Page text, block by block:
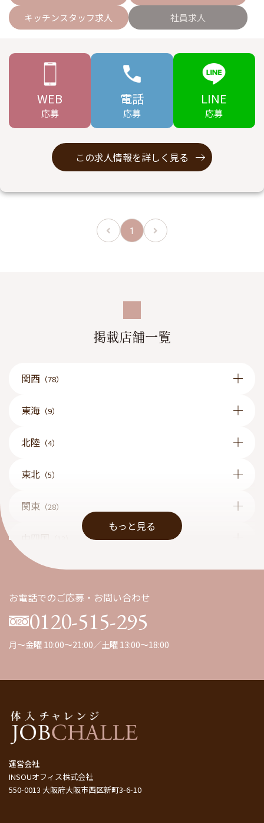
キッチンスタッフ求人
社員求人
WEB
応募
電話
応募
LINE
応募
この求人情報を詳しく見る
1
掲載店舗一覧
関西 （78）
東海 （9）
北陸 （4）
東北 （5）
関東 （28）
（1）
もっと見る
お電話でのご応募・お問い合わせ
0120-515-295
月～金曜 10:00～21:00／土曜 13:00～18:00
運営会社
INSOUオフィス株式会社
550-0013 大阪府大阪市西区新町3-6-10